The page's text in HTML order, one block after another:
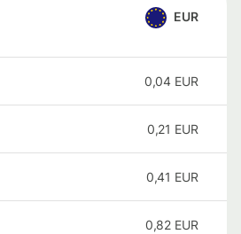
EUR
0,04 EUR
0,21 EUR
0,41 EUR
0,82 EUR